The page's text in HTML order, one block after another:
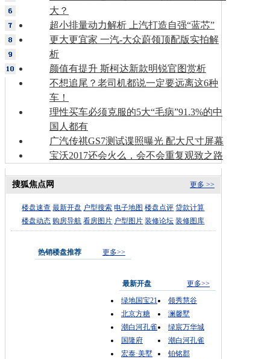
大？
超小排量动力解析 上汽打造自强“蓝芯”
更大更宜家 一汽-大众蔚领顶配版实拍解
析
颜值有提升 斯柯达新款明锐官图赏析
不想追尾？老司机都说一定要远离这6种
车！
理性买车必须克服的5大“毛病”91.3%的中
国人都有
广汽传祺GS7测试谍照曝光 配大尺寸屏幕
宝沃2017还会火么，会不会重复观致之路
更多 >>
搜狐焦点网
楼盘速查 最新开盘 户型搜索 电子地图 楼盘点评 贷款计算
楼盘动态 购房导航 看房图片 户型图片 装修论坛 装修图库
热销楼盘推荐 更多>>
最新开盘
更多>>
绿地国宝21
领秀慧谷
北京方糖
澜馨墅
潮白河孔雀
绿宸万华城
国隆府
潮白河孔雀
宏泰·美墅
铂铭郡